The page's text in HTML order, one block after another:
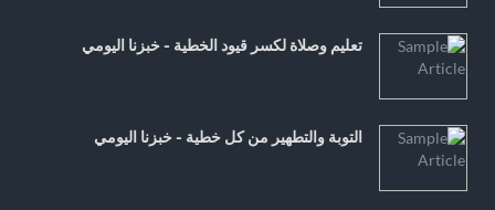
تعليم وصلاة لكسر قيود الخطية - خبزنا اليومي
التوبة والتطهير من كل خطية - خبزنا اليومي